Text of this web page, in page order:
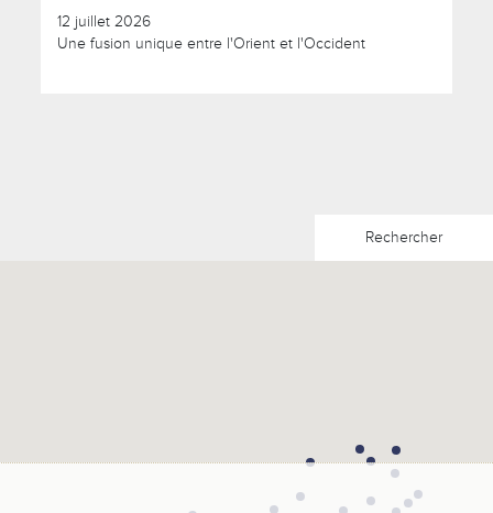
12 juillet 2026
Une fusion unique entre l'Orient et l'Occident
Rechercher